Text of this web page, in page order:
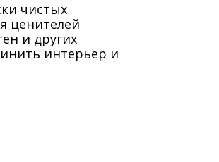
чистых
ценителей
и других
интерьер и